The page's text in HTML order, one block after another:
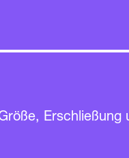
Erschlie­ßung